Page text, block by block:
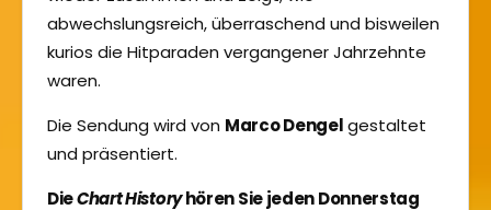
abwechslungsreich, überraschend und bisweilen
kurios die Hitparaden vergangener Jahrzehnte
waren.
Die Sendung wird von Marco Dengelgestaltet
und präsentiert.
DieChart Historyhören Sie jeden Donnerstag